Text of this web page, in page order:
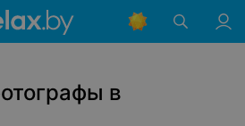
в